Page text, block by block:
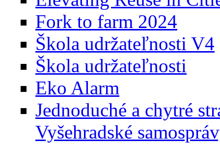
Fork to farm 2024
Škola udržateľnosti V4
Škola udržateľnosti
Eko Alarm
Jednoduché a chytré
Vyšehradské